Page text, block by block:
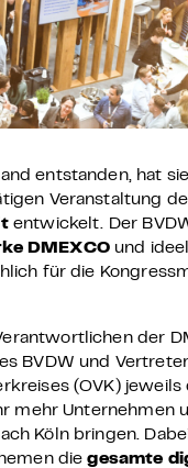
entstanden, hat
Veranstaltung
entwickelt. Der
DMEXCOund
für die
der
BVDW und
(OVK) jeweils
mehr Unternehmen
Köln bringen.
diegesamte